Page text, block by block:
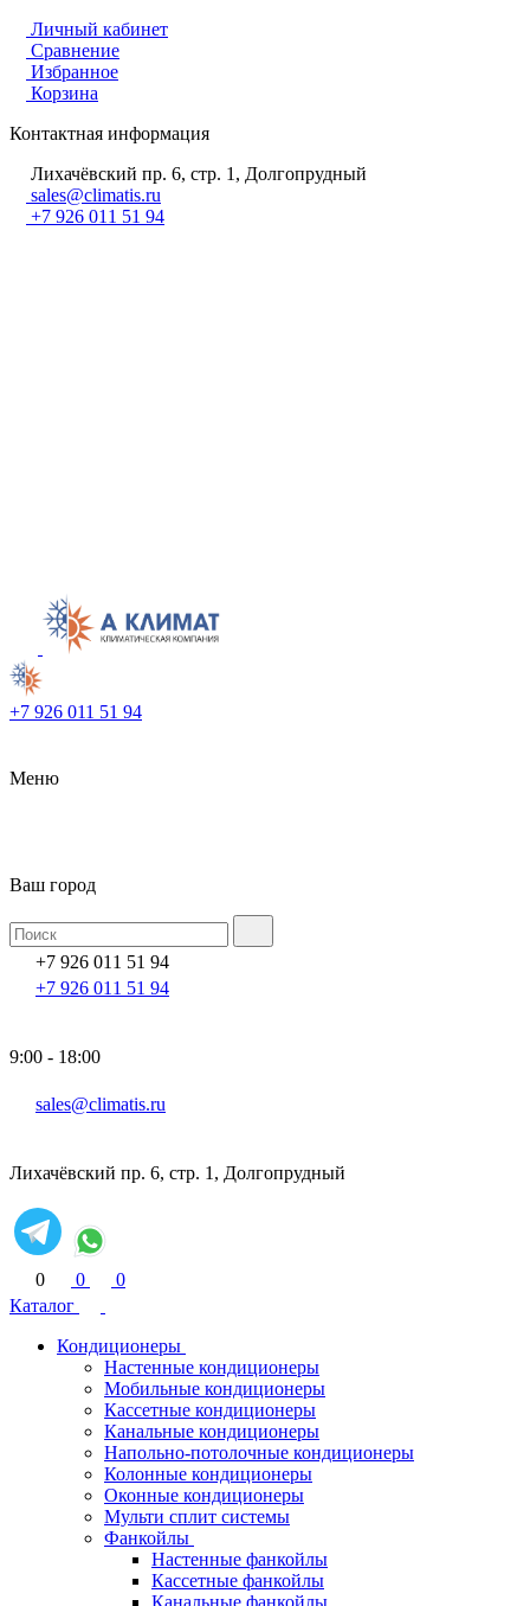
Личный кабинет
Сравнение
Избранное
Корзина
Контактная информация
Лихачёвский пр. 6, стр. 1, Долгопрудный
sales@climatis.ru
+7 926 011 51 94
+7 926 011 51 94
Меню
Ваш город
+7 926 011 51 94
+7 926 011 51 94
9:00 - 18:00
sales@climatis.ru
Лихачёвский пр. 6, стр. 1, Долгопрудный
0 0
0
Каталог
Кондиционеры
Настенные кондиционеры
Мобильные кондиционеры
Кассетные кондиционеры
Канальные кондиционеры
Напольно-потолочные кондиционеры
Колонные кондиционеры
Оконные кондиционеры
Мульти сплит системы
Фанкойлы
Настенные фанкойлы
Кассетные фанкойлы
Канальные фанкойлы